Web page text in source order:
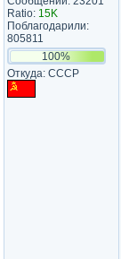
Ratio: 15K
Поблагодарили:
805811
100%
Откуда: CCCP